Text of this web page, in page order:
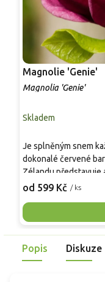
Magnolie 'Genie'
Magnolia 'Genie'
Skladem
od 599 Kč / ks
Je splněným snem
dokonalé červené
Zélandu představuje
šácholanů. Hlavním
vínová, téměř černá
tulipánovitých květů
kompaktnímu,
předzahrádek či
vysoce
Popis Diskuze